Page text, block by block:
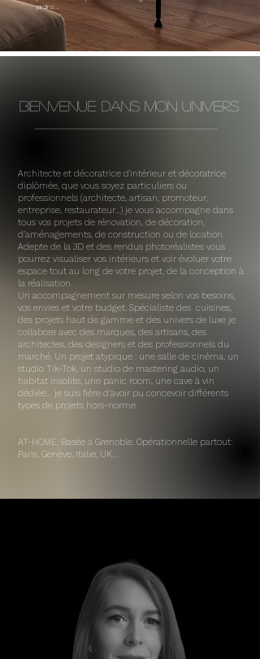
jardins...
Bienvenue dans mon univers
Architecte et décoratrice d'intérieur et décoratrice
diplômée, que vous soyez particuliers ou
professionnels (architecte, artisan, promoteur,
entreprise, restaurateur…) je vous accompagne dans
tous vos projets de rénovation, de décoration,
d’aménagements, de construction ou de location.
Adepte de la 3D et des rendus photoréalistes vous
pourrez visualiser vos intérieurs et voir évoluer votre
espace tout au long de votre projet, de la conception à
la réalisation.
Un accompagnement sur mesure selon vos besoins,
vos envies et votre budget. Spécialiste des cuisines,
des projets haut de gamme et des univers de luxe je
collabore avec des marques, des artisans, des
architectes, des designers et des professionnels du
marché. Un projet atypique : une salle de cinéma, un
studio Tik-Tok, un studio de mastering audio, un
habitat insolite, une panic room, une cave à vin
dédiée… je suis fière d’avoir pu concevoir différents
types de projets hors-norme.
AT-HOME, Basée à Grenoble. Opérationnelle partout:
Paris, Genève, Italie, UK....